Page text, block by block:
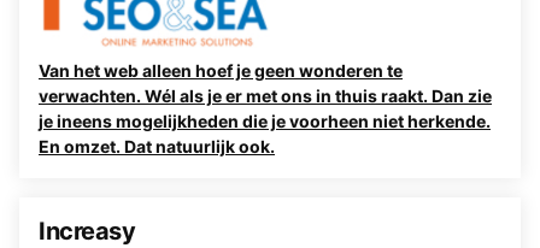
Van het web alleen hoef je geen wonderen te
verwachten. Wél als je er met ons in thuis raakt. Dan zie
je ineens mogelijkheden die je voorheen niet herkende.
En omzet. Dat natuurlijk ook.
Increasy